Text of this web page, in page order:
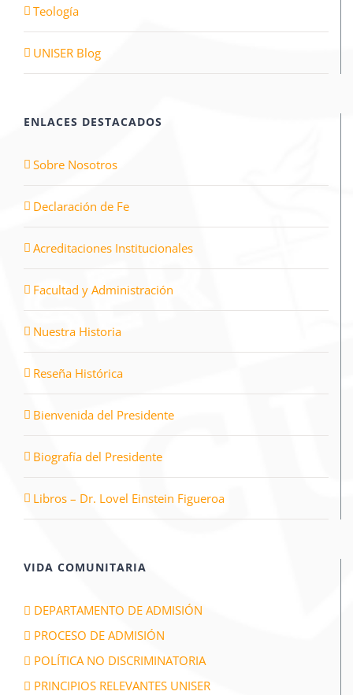
Teología
UNISER Blog
ENLACES DESTACADOS
Sobre Nosotros
Declaración de Fe
Acreditaciones Institucionales
Facultad y Administración
Nuestra Historia
Reseña Histórica
Bienvenida del Presidente
Biografía del Presidente
Libros – Dr. Lovel Einstein Figueroa
VIDA COMUNITARIA
DEPARTAMENTO DE ADMISIÓN
PROCESO DE ADMISIÓN
POLÍTICA NO DISCRIMINATORIA
PRINCIPIOS RELEVANTES UNISER